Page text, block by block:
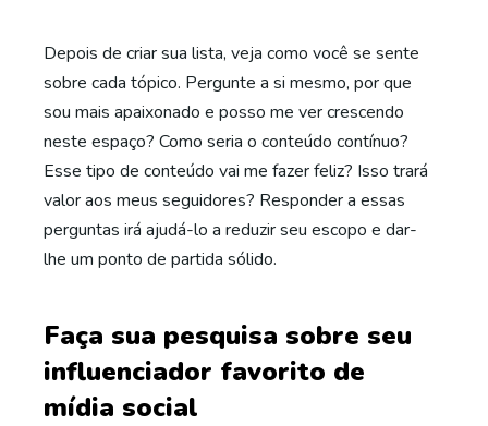
Depois de criar sua lista, veja como você se sente
sobre cada tópico. Pergunte a si mesmo, por que
sou mais apaixonado e posso me ver crescendo
neste espaço? Como seria o conteúdo contínuo?
Esse tipo de conteúdo vai me fazer feliz? Isso trará
valor aos meus seguidores? Responder a essas
perguntas irá ajudá-lo a reduzir seu escopo e dar-
lhe um ponto de partida sólido.
Faça sua pesquisa sobre seu
influenciador favorito de
mídia social